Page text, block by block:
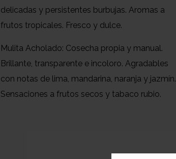
delicadas y persistentes burbujas. Aromas a
frutos tropicales. Fresco y dulce.
Mulita Acholado: Cosecha propia y manual.
Brillante, transparente e incoloro. Agradables
con notas de lima, mandarina, naranja y jazmín.
Sensaciones a frutos secos y tabaco rubio.